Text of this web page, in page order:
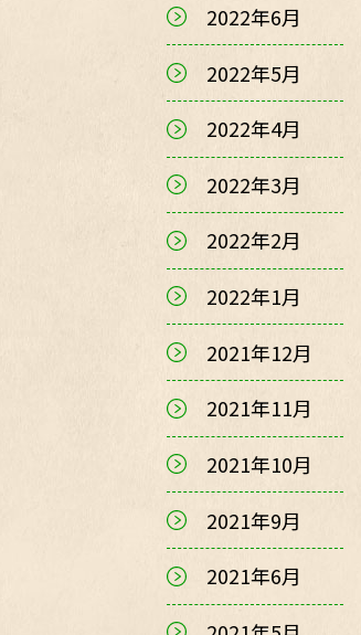
2022年6月
2022年5月
2022年4月
2022年3月
2022年2月
2022年1月
2021年12月
2021年11月
2021年10月
2021年9月
2021年6月